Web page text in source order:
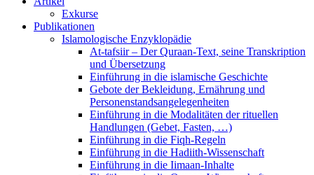
Exkurse
Publikationen
Islamologische Enzyklopädie
At-tafsiir – Der Quraan-Text, seine Transkription
und Übersetzung
Einführung in die islamische Geschichte
Gebote der Bekleidung, Ernährung und
Personenstandsangelegenheiten
Einführung in die Modalitäten der rituellen
Handlungen (Gebet, Fasten, …)
Einführung in die Fiqh-Regeln
Einführung in die Hadiith-Wissenschaft
Einführung in die Iimaan-Inhalte